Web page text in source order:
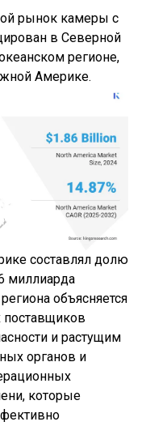
рынок камеры с
в Северной
регионе,
Америке.
составлял долю
миллиарда
объясняется
и растущим
органов и
которые